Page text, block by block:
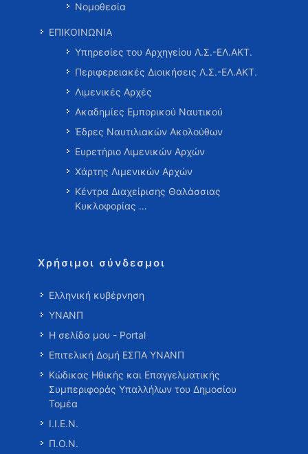
Νομοθεσία
ΕΠΙΚΟΙΝΩΝΙΑ
Υπηρεσίες του Αρχηγείου Λ.Σ.-ΕΛ.ΑΚΤ.
Περιφερειακές Διοικήσεις Λ.Σ.-ΕΛ.ΑΚΤ.
Λιμενικές Αρχές
Ακαδημίες Εμπορικού Ναυτικού
Έδρες Ναυτιλιακών Ακολούθων
Ευρετήριο Λιμενικών Αρχών
Χάρτης Λιμενικών Αρχών
Κέντρα Διαχείρισης Θαλάσσιας
Κυκλοφορίας …
Χρήσιμοι σύνδεσμοι
Ελληνική κυβέρνηση
ΥΝΑΝΠ
Η σελίδα μου - Portal
Επιτελική Δομή ΕΣΠΑ ΥΝΑΝΠ
Κώδικας Ηθικής και Επαγγελματικής
Συμπεριφοράς Υπαλλήλων του Δημοσίου
Τομέα
Ι.Ι.Ε.Ν.
Π.Ο.Ν.